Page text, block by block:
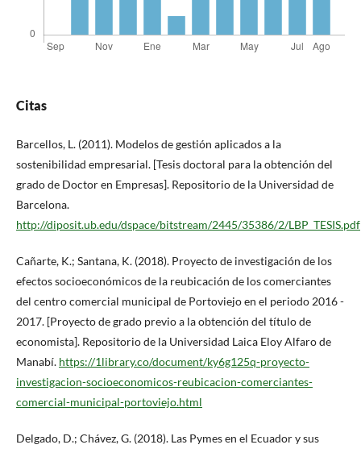
Citas
Barcellos, L. (2011). Modelos de gestión aplicados a la
sostenibilidad empresarial. [Tesis doctoral para la obtención del
grado de Doctor en Empresas]. Repositorio de la Universidad de
Barcelona.
http://diposit.ub.edu/dspace/bitstream/2445/35386/2/LBP_TESIS.pdf
Cañarte, K.; Santana, K. (2018). Proyecto de investigación de los
efectos socioeconómicos de la reubicación de los comerciantes
del centro comercial municipal de Portoviejo en el periodo 2016 -
2017. [Proyecto de grado previo a la obtención del título de
economista]. Repositorio de la Universidad Laica Eloy Alfaro de
Manabí. https://1library.co/document/ky6g125q-proyecto-
investigacion-socioeconomicos-reubicacion-comerciantes-
comercial-municipal-portoviejo.html
Delgado, D.; Chávez, G. (2018). Las Pymes en el Ecuador y sus